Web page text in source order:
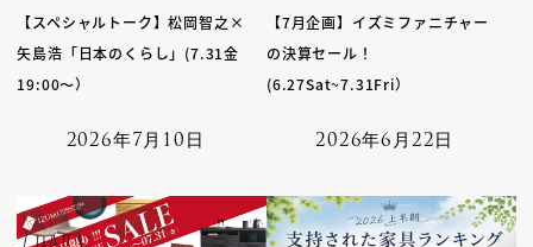
【スペシャルトーク】松岡智之×
矢島浩「日本のくらし」(7.31金
19:00〜）
2026年7月10日
【7月企画】イズミファニチャー
の決算セール！
(6.27Sat~7.31Fri）
2026年6月22日